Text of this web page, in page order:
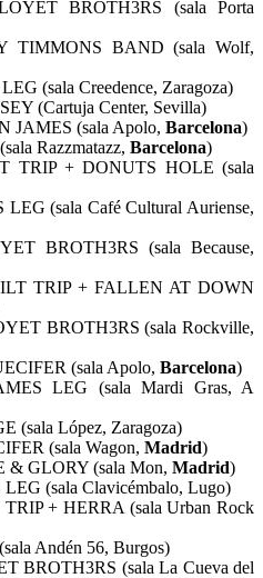
BROTH3RS (sala Porta
TIMMONS BAND (sala Wolf,
(sala Creedence, Zaragoza)
(Cartuja Center, Sevilla)
JAMES (sala Apolo, Barcelona)
Razzmatazz, Barcelona)
TRIP + DONUTS HOLE (sala
LEG (sala Café Cultural Auriense,
BROTH3RS (sala Because,
TRIP + FALLEN AT DOWN
BROTH3RS (sala Rockville,
(sala Apolo, Barcelona)
LEG (sala Mardi Gras, A
(sala López, Zaragoza)
(sala Wagon, Madrid)
& GLORY (sala Mon, Madrid)
LEG (sala Clavicémbalo, Lugo)
TRIP + HERRA (sala Urban Rock
Andén 56, Burgos)
BROTH3RS (sala La Cueva del